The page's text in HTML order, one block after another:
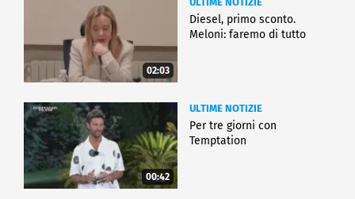
02:03
Diesel, primo sconto.
Meloni: faremo di tutto
00:42
ULTIME NOTIZIE
Per tre giorni con
Temptation